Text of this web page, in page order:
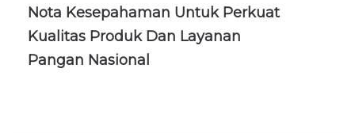
Nota Kesepahaman Untuk Perkuat
Kualitas Produk Dan Layanan
Pangan Nasional